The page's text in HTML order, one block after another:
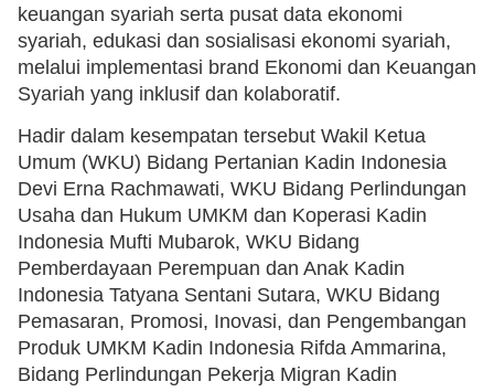
keuangan syariah serta pusat data ekonomi
syariah, edukasi dan sosialisasi ekonomi syariah,
melalui implementasi brand Ekonomi dan Keuangan
Syariah yang inklusif dan kolaboratif.
Hadir dalam kesempatan tersebut Wakil Ketua
Umum (WKU) Bidang Pertanian Kadin Indonesia
Devi Erna Rachmawati, WKU Bidang Perlindungan
Usaha dan Hukum UMKM dan Koperasi Kadin
Indonesia Mufti Mubarok, WKU Bidang
Pemberdayaan Perempuan dan Anak Kadin
Indonesia Tatyana Sentani Sutara, WKU Bidang
Pemasaran, Promosi, Inovasi, dan Pengembangan
Produk UMKM Kadin Indonesia Rifda Ammarina,
Bidang Perlindungan Pekerja Migran Kadin